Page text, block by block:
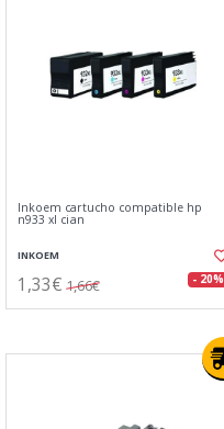
Inkoem cartucho compatible hp
n933 xl cian
INKOEM
1,33€ 1,66€ - 20%